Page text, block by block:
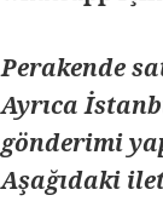
Perakende
Ayrıca
gönderimi
Aşağıdaki